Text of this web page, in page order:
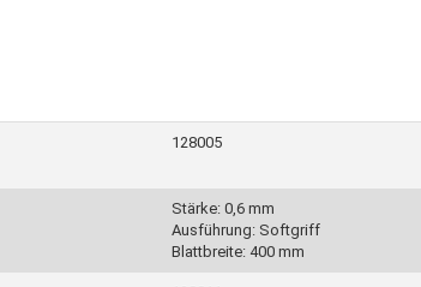
128005
Stärke: 0,6 mm
Ausführung: Softgriff
Blattbreite: 400 mm